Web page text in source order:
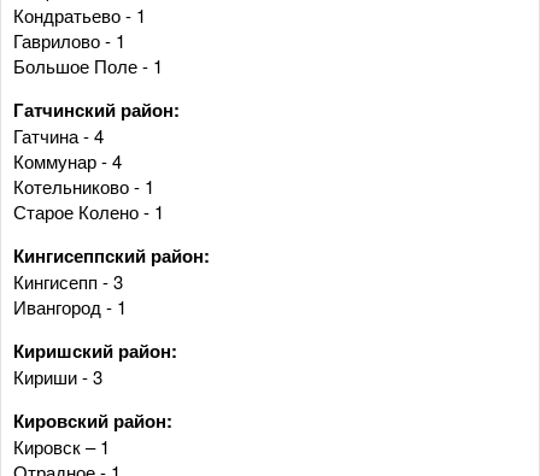
Кондратьево - 1
Гаврилово - 1
Большое Поле - 1
Гатчинский район:
Гатчина - 4
Коммунар - 4
Котельниково - 1
Старое Колено - 1
Кингисеппский район:
Кингисепп - 3
Ивангород - 1
Киришский район:
Кириши - 3
Кировский район:
Кировск – 1